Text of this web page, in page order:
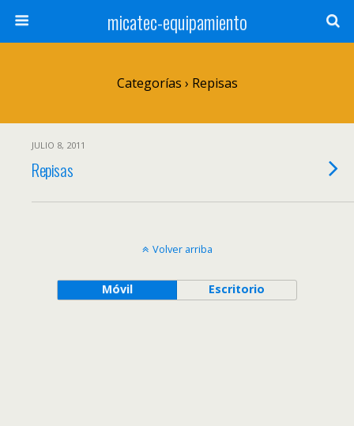
micatec-equipamiento
Categorías › Repisas
JULIO 8, 2011
Repisas
Volver arriba
Móvil Escritorio